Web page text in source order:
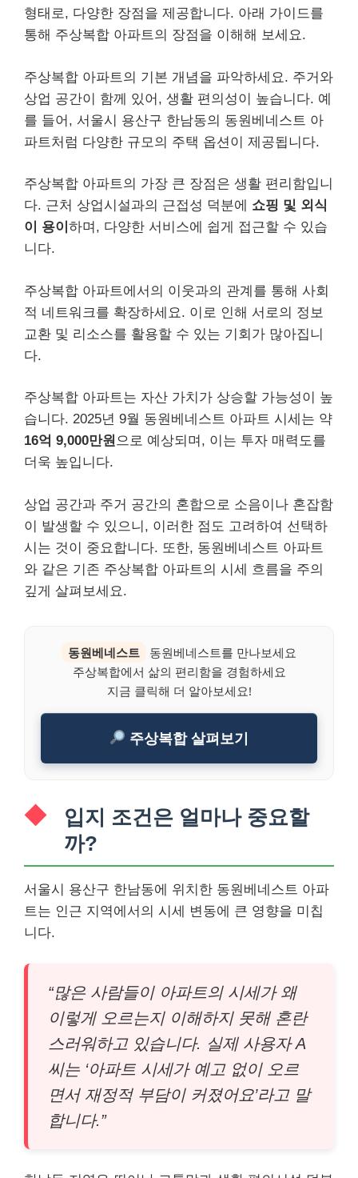
형태로, 다양한 장점을 제공합니다. 아래 가이드를
통해 주상복합 아파트의 장점을 이해해 보세요.
주상복합 아파트의 기본 개념을 파악하세요. 주거와
상업 공간이 함께 있어, 생활 편의성이 높습니다. 예
를 들어, 서울시 용산구 한남동의 동원베네스트 아
파트처럼 다양한 규모의 주택 옵션이 제공됩니다.
주상복합 아파트의 가장 큰 장점은 생활 편리함입니
다. 근처 상업시설과의 근접성 덕분에 쇼핑 및 외식
이 용이 하며, 다양한 서비스에 쉽게 접근할 수 있습
니다.
주상복합 아파트에서의 이웃과의 관계를 통해 사회
적 네트워크를 확장하세요. 이로 인해 서로의 정보
교환 및 리소스를 활용할 수 있는 기회가 많아집니
다.
주상복합 아파트는 자산 가치가 상승할 가능성이 높
습니다. 2025년 9월 동원베네스트 아파트 시세는 약
16억 9,000만원으로 예상되며, 이는 투자 매력도를
더욱 높입니다.
상업 공간과 주거 공간의 혼합으로 소음이나 혼잡함
이 발생할 수 있으니, 이러한 점도 고려하여 선택하
시는 것이 중요합니다. 또한, 동원베네스트 아파트
와 같은 기존 주상복합 아파트의 시세 흐름을 주의
깊게 살펴보세요.
동원베네스트
동원베네스트를 만나보세요
주상복합에서 삶의 편리함을 경험하세요
지금 클릭해 더 알아보세요!
주상복합 살펴보기
입지 조건은 얼마나 중요할
까?
서울시 용산구 한남동에 위치한 동원베네스트 아파
트는 인근 지역에서의 시세 변동에 큰 영향을 미칩
니다.
“많은 사람들이 아파트의 시세가 왜
이렇게 오르는지 이해하지 못해 혼란
스러워하고 있습니다. 실제 사용자 A
씨는 ‘아파트 시세가 예고 없이 오르
면서 재정적 부담이 커졌어요’라고 말
합니다.”